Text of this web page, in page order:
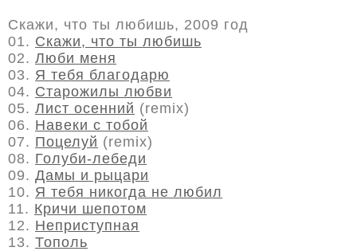
Скажи, что ты любишь, 2009 год
01. Скажи, что ты любишь
02. Люби меня
03. Я тебя благодарю
04. Старожилы любви
05. Лист осенний (remix)
06. Навеки с тобой
07. Поцелуй (remix)
08. Голуби-лебеди
09. Дамы и рыцари
10. Я тебя никогда не любил
11. Кричи шепотом
12. Неприступная
13. Тополь